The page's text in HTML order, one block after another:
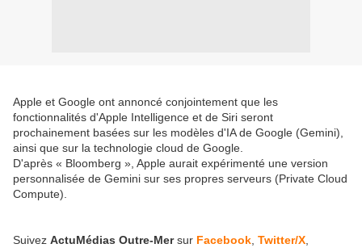
Apple et Google ont annoncé conjointement que les
fonctionnalités d'Apple Intelligence et de Siri seront
prochainement basées sur les modèles d'IA de Google (Gemini),
ainsi que sur la technologie cloud de Google.
D'après « Bloomberg », Apple aurait expérimenté une version
personnalisée de Gemini sur ses propres serveurs (Private Cloud
Compute).
Suivez ActuMédias Outre-Mersur Facebook Twitter/X